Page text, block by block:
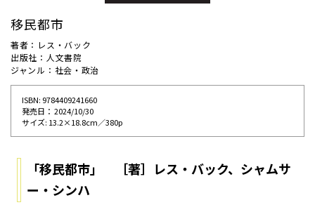
移民都市
著者：レス・バック
出版社：人文書院
ジャンル：社会・政治
ISBN: 9784409241660
発売⽇： 2024/10/30
サイズ: 13.2×18.8cm／380p
「移民都市」 ［著］レス・バック、シャムサ
ー・シンハ